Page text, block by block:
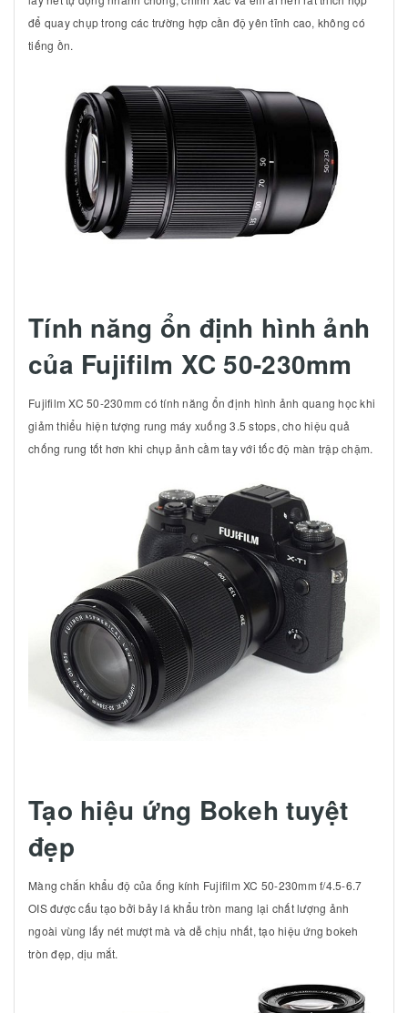
để quay chụp trong các trường hợp cần độ yên tĩnh cao, không có
tiếng ồn.
Tính năng ổn định hình ảnh
của Fujifilm XC 50-230mm
Fujifilm XC 50-230mm có tính năng ổn định hình ảnh quang học khi
giảm thiểu hiện tượng rung máy xuống 3.5 stops, cho hiệu quả
chống rung tốt hơn khi chụp ảnh cầm tay với tốc độ màn trập chậm.
Tạo hiệu ứng Bokeh tuyệt
đẹp
Màng chắn khẩu độ của ống kính Fujifilm XC 50-230mm f/4.5-6.7
OIS được cấu tạo bởi bảy lá khẩu tròn mang lại chất lượng ảnh
ngoài vùng lấy nét mượt mà và dễ chịu nhất, tạo hiệu ứng bokeh
tròn đẹp, dịu mắt.